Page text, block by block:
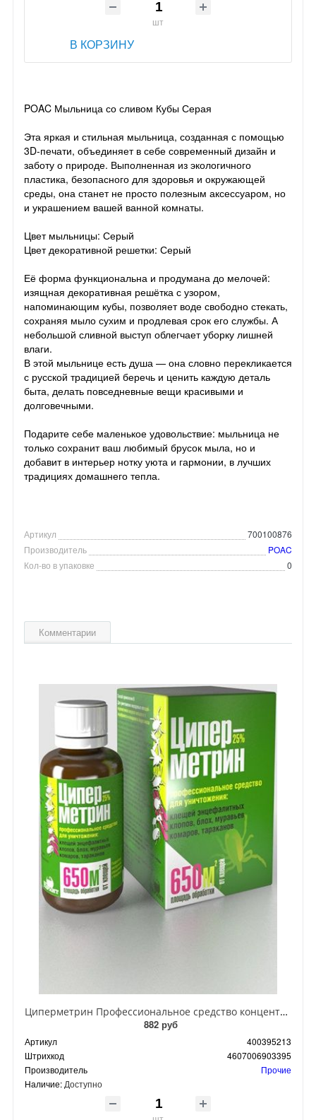
шт
В КОРЗИНУ
POAC Мыльница со сливом Кубы Серая
Эта яркая и стильная мыльница, созданная с помощью
3D-печати, объединяет в себе современный дизайн и
заботу о природе. Выполненная из экологичного
пластика, безопасного для здоровья и окружающей
среды, она станет не просто полезным аксессуаром, но
и украшением вашей ванной комнаты.
Цвет мыльницы: Серый
Цвет декоративной решетки: Серый
Её форма функциональна и продумана до мелочей:
изящная декоративная решётка с узором,
напоминающим кубы, позволяет воде свободно стекать,
сохраняя мыло сухим и продлевая срок его службы. А
небольшой сливной выступ облегчает уборку лишней
влаги.
В этой мыльнице есть душа — она словно перекликается
с русской традицией беречь и ценить каждую деталь
быта, делать повседневные вещи красивыми и
долговечными.
Подарите себе маленькое удовольствие: мыльница не
только сохранит ваш любимый брусок мыла, но и
добавит в интерьер нотку уюта и гармонии, в лучших
традициях домашнего тепла.
Артикул
700100876
Производитель
POAC
Кол-во в упаковке
0
Комментарии
Циперметрин Профессиональное средство концентрат эмульсии 25% для уничтожения тараканов, мух,комаров, блох, клопов, муравьев, ос 50 мл
882 руб
Артикул
400395213
Штрихкод
4607006903395
Производитель
Прочие
Наличие: Доступно